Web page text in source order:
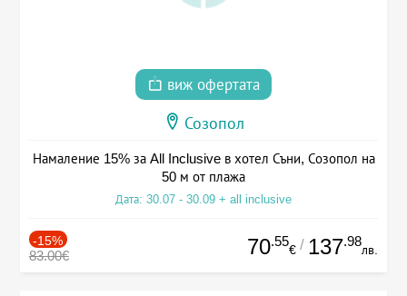
виж офертата
Созопол
Намаление 15% за All Inclusive в хотел Съни, Созопол на
50 м от плажа
Дата: 30.07 - 30.09 + all inclusive
-15%
83.00€ 70.55
€ / 137.98
лв.